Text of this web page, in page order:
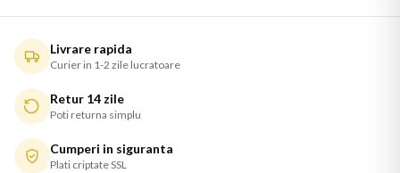
Livrare rapida
Curier in 1-2 zile lucratoare
Retur 14 zile
Poti returna simplu
Cumperi in siguranta
Plati criptate SSL